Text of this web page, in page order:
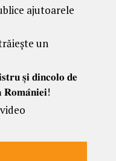
ajutoarele
un
𝐬̦𝐢 𝐝𝐢𝐧𝐜𝐨𝐥𝐨 𝐝𝐞
𝐑𝐨𝐦𝐚̂𝐧𝐢𝐞𝐢!